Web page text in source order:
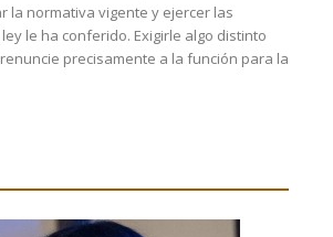
la normativa vigente y ejercer las
le ha conferido. Exigirle algo distinto
precisamente a la función para la